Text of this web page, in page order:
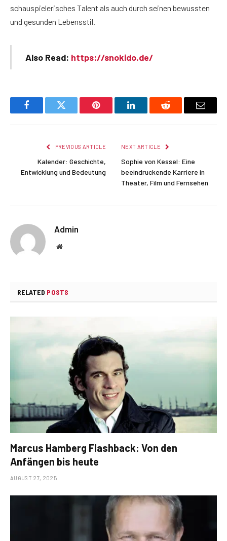
schauspielerisches Talent als auch durch seinen bewussten
und gesunden Lebensstil.
Also Read: https://snokido.de/
FacebookTwitter Pinterest LinkedInReddit Email
PREVIOUS ARTICLE
Kalender: Geschichte,
Entwicklung und Bedeutung
NEXT ARTICLE
Sophie von Kessel: Eine
beeindruckende Karriere in
Theater, Film und Fernsehen
Admin
Website
RELATED POSTS
Marcus Hamberg Flashback: Von den
Anfängen bis heute
AUGUST 27, 2025